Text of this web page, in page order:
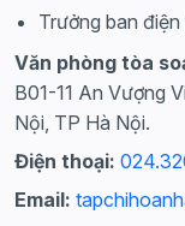
Trưởng ban điện
Văn phòng tòa
B01-11 An Vượng
Nội, TP Hà Nội.
Điện thoại:
Email: